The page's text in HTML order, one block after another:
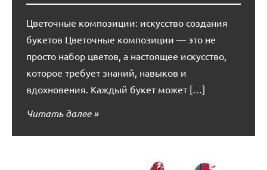
Цветочные композиции: искусство создания
букетов Цветочные композиции — это не
просто набор цветов, а настоящее искусство,
которое требует знаний, навыков и
вдохновения. Каждый букет может […]
Читать далее